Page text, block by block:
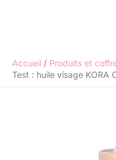
Accueil
Produits et
Test : huile visage KORA